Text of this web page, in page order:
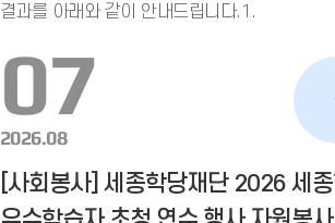
결과를 아래와 같이 안내드립니다.1.
07
2026.08
[사회봉사] 세종학당재단 2026 세종학당